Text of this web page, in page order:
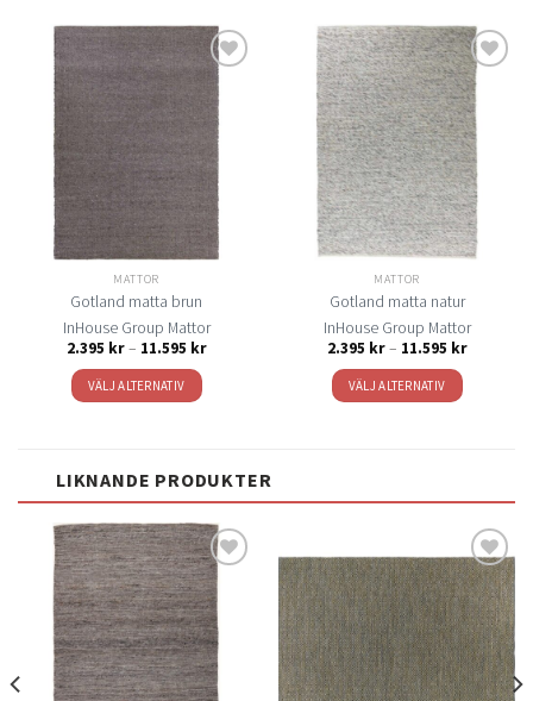
Lägg
till i
önskelistan
MATTOR
Gotland matta brun
InHouse Group Mattor
2.395 kr – 11.595 krPrisintervall:
VÄLJ ALTERNATIV
har
varianter.
De
olika
alternativen
kan
väljas
på
till i
önskelistan
MATTOR
Gotland matta natur
InHouse Group Mattor
2.395 kr – 11.595 kr
VÄLJ ALTERNATIV
De
olika
alternativen
kan
väljas
på
LIKNANDE PRODUKTER
Lägg
till i
önskelistan
Lägg
till i
önskelistan